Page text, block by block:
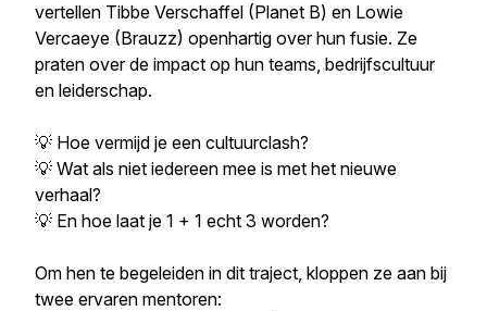
vertellen Tibbe Verschaffel (Planet B) en Lowie
Vercaeye (Brauzz) openhartig over hun fusie. Ze
praten over de impact op hun teams, bedrijfscultuur
en leiderschap.
💡 Hoe vermijd je een cultuurclash?
💡 Wat als niet iedereen mee is met het nieuwe
verhaal?
💡 En hoe laat je 1 + 1 echt 3 worden?
Om hen te begeleiden in dit traject, kloppen ze aan bij
twee ervaren mentoren: